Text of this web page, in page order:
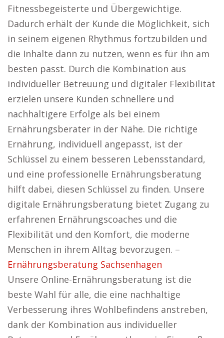
Fitnessbegeisterte und Übergewichtige.
Dadurch erhält der Kunde die Möglichkeit, sich
in seinem eigenen Rhythmus fortzubilden und
die Inhalte dann zu nutzen, wenn es für ihn am
besten passt. Durch die Kombination aus
individueller Betreuung und digitaler Flexibilität
erzielen unsere Kunden schnellere und
nachhaltigere Erfolge als bei einem
Ernährungsberater in der Nähe. Die richtige
Ernährung, individuell angepasst, ist der
Schlüssel zu einem besseren Lebensstandard,
und eine professionelle Ernährungsberatung
hilft dabei, diesen Schlüssel zu finden. Unsere
digitale Ernährungsberatung bietet Zugang zu
erfahrenen Ernährungscoaches und die
Flexibilität und den Komfort, die moderne
Menschen in ihrem Alltag bevorzugen. –
Ernährungsberatung Sachsenhagen
Unsere Online-Ernährungsberatung ist die
beste Wahl für alle, die eine nachhaltige
Verbesserung ihres Wohlbefindens anstreben,
dank der Kombination aus individueller